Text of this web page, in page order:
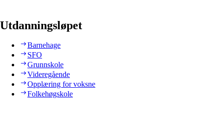
Utdanningsløpet
Barnehage
SFO
Grunnskole
Videregående
Opplæring for voksne
Folkehøgskole